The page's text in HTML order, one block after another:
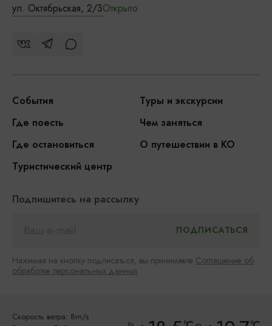
ул. Октябрьская, 2/3Открыто
События
Туры и экскурсии
Где поесть
Чем заняться
Где остановиться
О путешествии в КО
Туристический центр
Подпишитесь на рассылку
Нажимая на кнопку подписаться, вы принимаете Соглашение об
обработке персональных данных
Скорость ветра: 8m/s